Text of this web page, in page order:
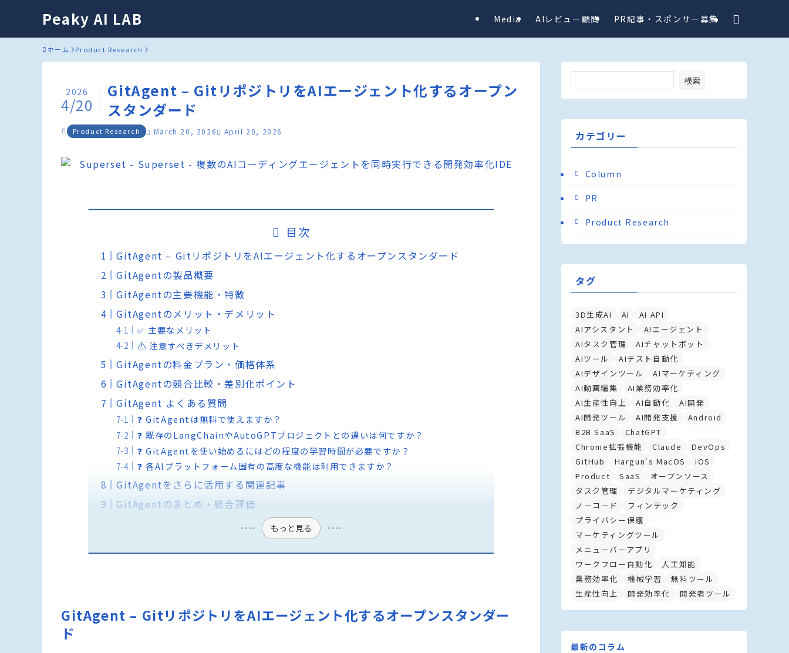
Peaky AI LAB Media AIレビュー顧問 PR記事・スポンサー募集
ホーム Product Research
GitAgent – GitリポジトリをAIエージェント化するオープン
スタンダード
2026
4/20
Product Research March 20, 2026 April 20, 2026
目次
GitAgent – GitリポジトリをAIエージェント化するオープンスタンダード
GitAgentの製品概要
GitAgentの主要機能・特徴
GitAgentのメリット・デメリット
✅ 主要なメリット
⚠️ 注意すべきデメリット
GitAgentの料金プラン・価格体系
GitAgentの競合比較・差別化ポイント
GitAgent よくある質問
❓ GitAgentは無料で使えますか？
❓ 既存のLangChainやAutoGPTプロジェクトとの違いは何ですか？
❓ GitAgentを使い始めるにはどの程度の学習時間が必要ですか？
❓ 各AIプラットフォーム固有の高度な機能は利用できますか？
GitAgentをさらに活用する関連記事
GitAgentのまとめ・総合評価
もっと見る
GitAgent – GitリポジトリをAIエージェント化するオープンスタンダー
ド
検索
カテゴリー
Column
PR
Product Research
タグ
3D生成AI AI
AI API
AIアシスタント
AIエージェント
AIタスク管理
AIチャットボット
AIツール
AIテスト自動化
AIデザインツール
AIマーケティング
AI動画編集
AI業務効率化
AI生産性向上
AI自動化
AI開発
AI開発ツール
AI開発支援
Android
B2B SaaS
ChatGPT
Chrome拡張機能
Claude
DevOps
GitHub
Hargun's MacOS
iOS
Product
SaaS
オープンソース
タスク管理
デジタルマーケティング
ノーコード
フィンテック
プライバシー保護
マーケティングツール
メニューバーアプリ
ワークフロー自動化
人工知能
業務効率化
機械学習
無料ツール
生産性向上
開発効率化 開発者ツール
最新のコラム